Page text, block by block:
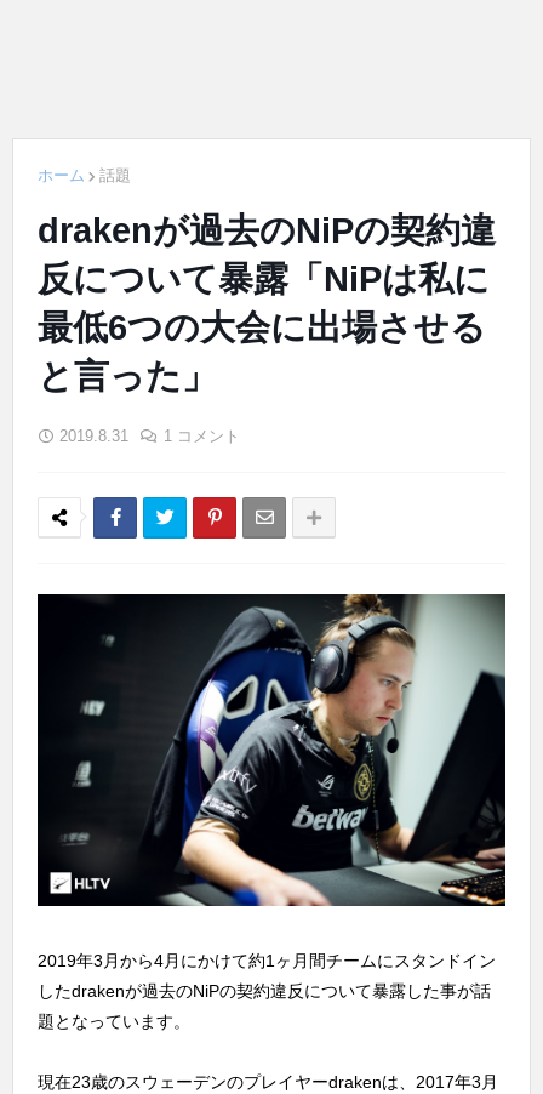
ホーム 話題
drakenが過去のNiPの契約違
反について暴露「NiPは私に
最低6つの大会に出場させる
と言った」
2019.8.31 1 コメント
2019年3月から4月にかけて約1ヶ月間チームにスタンドイン
したdrakenが過去のNiPの契約違反について暴露した事が話
題となっています。
現在23歳のスウェーデンのプレイヤーdrakenは、2017年3月